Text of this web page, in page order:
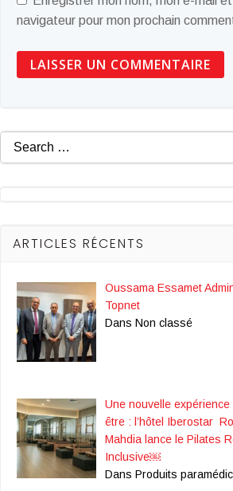
navigateur pour mon prochain
Search
for:
ARTICLES RÉCENTS
Oussama Essamet
Topnet
Dans Non classé
Une nouvelle
être : l’hôtel Iberostar
Mahdia lance le Pilates
Inclusive￼
Dans Produits